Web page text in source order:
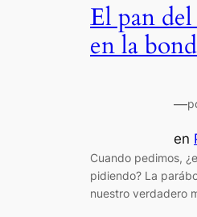
El pan
en la
—
en
Cuando pedimos,
pidiendo? La
nuestro verdadero